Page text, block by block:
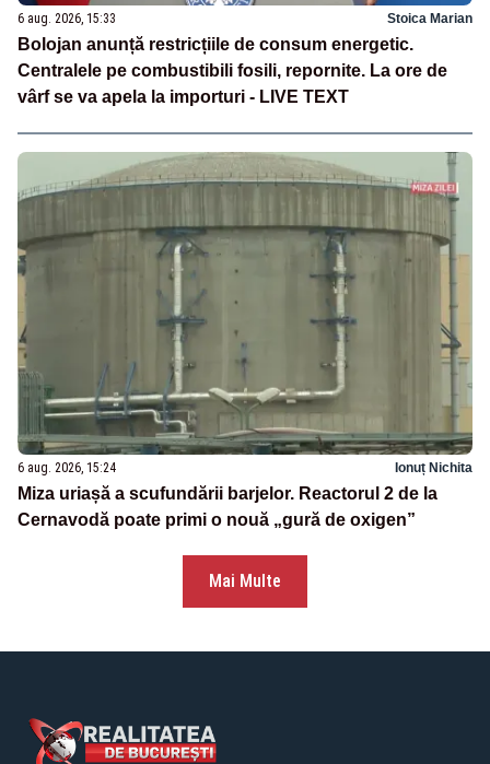
6 aug. 2026, 15:33 Stoica Marian
Bolojan anunță restricțiile de consum energetic.
Centralele pe combustibili fosili, repornite. La ore de
vârf se va apela la importuri - LIVE TEXT
6 aug. 2026, 15:24 Ionuț Nichita
Miza uriașă a scufundării barjelor. Reactorul 2 de la
Cernavodă poate primi o nouă „gură de oxigen”
Mai Multe